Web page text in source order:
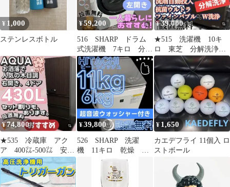
¥ 1,000
ステンレスボトル
¥59,200
516 SHARP ドラム
式洗濯機 7キロ 分解
洗浄 一人暮らし 設
置無料 安い
¥39,000
★515 洗濯機 10キ
ロ 東芝 分解洗浄
安い 綺麗 自動投
入 設置無料
¥74,800
★535 冷蔵庫 アク
ア 400㍑-500㍑ 安
い 大型 綺麗 設置
無料 木目調
¥39,800
526 SHARP 洗濯
機 11キロ 乾燥 超
音波ウォッシャー 設
置無料 安い‼️
¥ 1,650
カエデフライ 11個入 ロ
ストボール